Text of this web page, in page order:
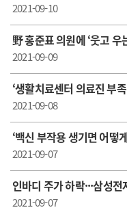
2021-09-10
野 홍준표 의원에 ‘웃고 우
2021-09-09
‘생활치료센터 의료진 부
2021-09-08
‘백신 부작용 생기면 어떻
2021-09-07
인바디 주가 하락···삼성
2021-09-07